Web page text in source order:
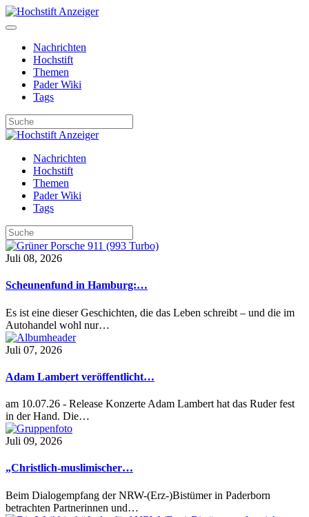
Nachrichten
Hochstift
Themen
Pader Wiki
Tags
Nachrichten
Hochstift
Themen
Pader Wiki
Tags
Juli 08, 2026
Scheunenfund in Hamburg:…
Es ist eine dieser Geschichten, die das Leben schreibt – und die im
Autohandel wohl nur…
Juli 07, 2026
Adam Lambert veröffentlicht…
am 10.07.26 - Release Konzerte Adam Lambert hat das Ruder fest
in der Hand. Die…
Juli 09, 2026
„Christlich-muslimischer…
Beim Dialogempfang der NRW-(Erz-)Bistümer in Paderborn
betrachten Partnerinnen und…